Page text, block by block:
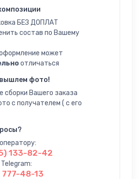
БЕЗ ДОПЛАТ
состав по Вашему
может
отличаться
фото!
сборки Вашего заказа
с получателем ( с его
133-82-42
48-13